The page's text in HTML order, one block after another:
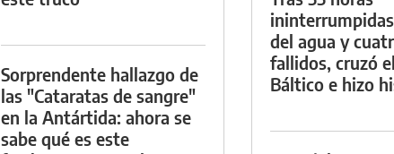
Sorprendente hallazgo de
las "Cataratas de sangre"
en la Antártida: ahora se
sabe qué es este
del agua y
fallidos, cruzó
Báltico e hizo